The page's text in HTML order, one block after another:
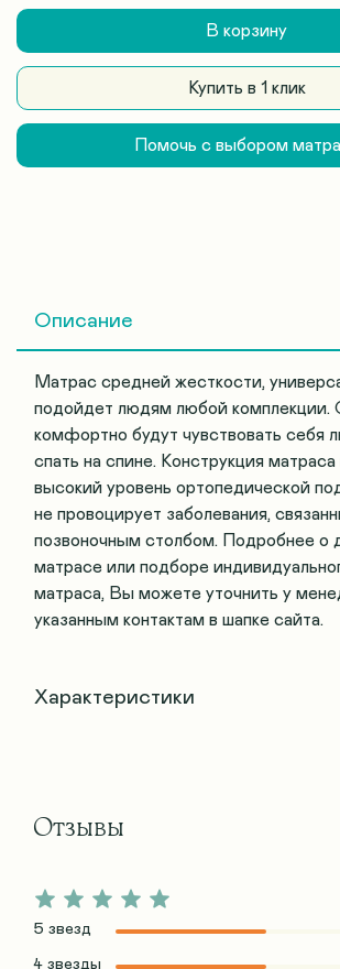
В корзину
Купить в 1 клик
Помочь с выбором
Описание
Матрас средней жесткости,
подойдет людям любой комплекции.
комфортно будут чувствовать себя
спать на спине. Конструкция
высокий уровень ортопедической
не провоцирует заболевания,
позвоночным столбом. Подробнее о
матрасе или подборе
матраса, Вы можете уточнить у
указанным контактам в шапке сайта.
Характеристики
Отзывы
5 звезд
4 звезды